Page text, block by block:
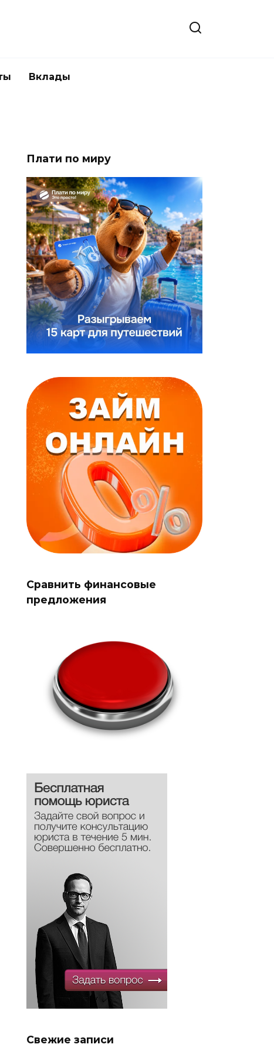
Вклады
Моментальное
одобрение
Первый заём
бесплатно
Деньги зачисляются
в течение нескольких
минут.
до 25 дней
Выгодные условия
За 15 минут
Срок:
до 18 недель
Возраст:
от 18 до 71 лет
Плати по миру
Сравнить финансовые
предложения
Свежие записи